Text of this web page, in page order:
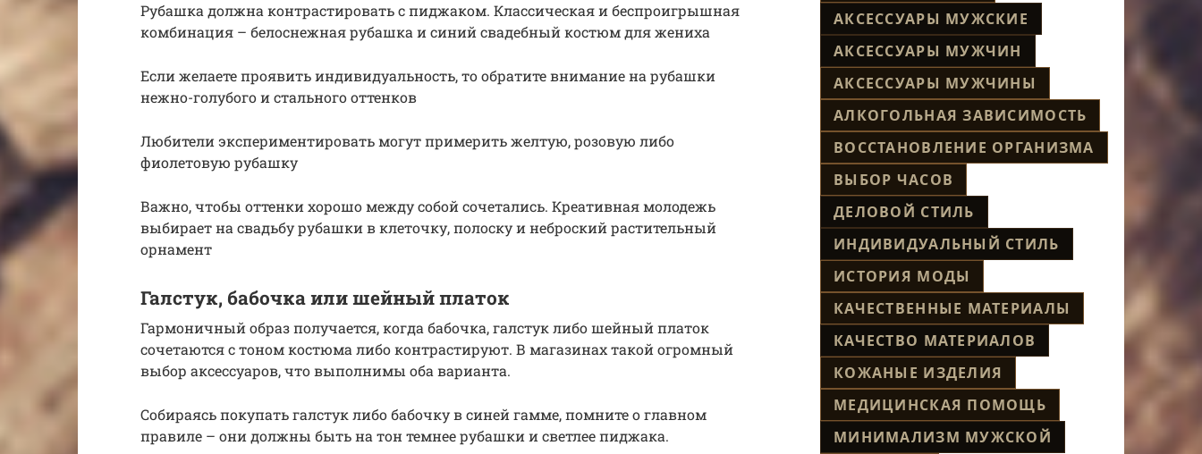
Рубашка должна контрастировать с пиджаком. Классическая и беспроигрышная
комбинация – белоснежная рубашка и синий свадебный костюм для жениха
Если желаете проявить индивидуальность, то обратите внимание на рубашки
нежно-голубого и стального оттенков
Любители экспериментировать могут примерить желтую, розовую либо
фиолетовую рубашку
Важно, чтобы оттенки хорошо между собой сочетались. Креативная молодежь
выбирает на свадьбу рубашки в клеточку, полоску и неброский растительный
орнамент
Галстук, бабочка или шейный платок
Гармоничный образ получается, когда бабочка, галстук либо шейный платок
сочетаются с тоном костюма либо контрастируют. В магазинах такой огромный
выбор аксессуаров, что выполнимы оба варианта.
Собираясь покупать галстук либо бабочку в синей гамме, помните о главном
правиле – они должны быть на тон темнее рубашки и светлее пиджака.
АКСЕССУАРЫ МУЖСКИЕ
АКСЕССУАРЫ МУЖЧИН
АКСЕССУАРЫ МУЖЧИНЫ
АЛКОГОЛЬНАЯ ЗАВИСИМОСТЬ
ВОССТАНОВЛЕНИЕ ОРГАНИЗМА
ВЫБОР ЧАСОВ
ДЕЛОВОЙ СТИЛЬ
ИНДИВИДУАЛЬНЫЙ СТИЛЬ
ИСТОРИЯ МОДЫ
КАЧЕСТВЕННЫЕ МАТЕРИАЛЫ
КАЧЕСТВО МАТЕРИАЛОВ
КОЖАНЫЕ ИЗДЕЛИЯ
МЕДИЦИНСКАЯ ПОМОЩЬ
МИНИМАЛИЗМ МУЖСКОЙ